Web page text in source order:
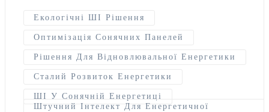
Екологічні ШІ Рішення
Оптимізація Сонячних Панелей
Рішення Для Відновлювальної Енергетики
Сталий Розвиток Енергетики
ШІ У Сонячній Енергетиці
Штучний Інтелект Для Енергетичної